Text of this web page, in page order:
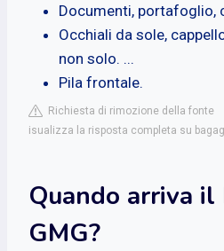
Documenti, portafoglio,
Occhiali da sole,
non solo. ...
Pila frontale.
Richiesta di rimozione della fonte
isualizza la risposta completa su
Quando arriva il
GMG?